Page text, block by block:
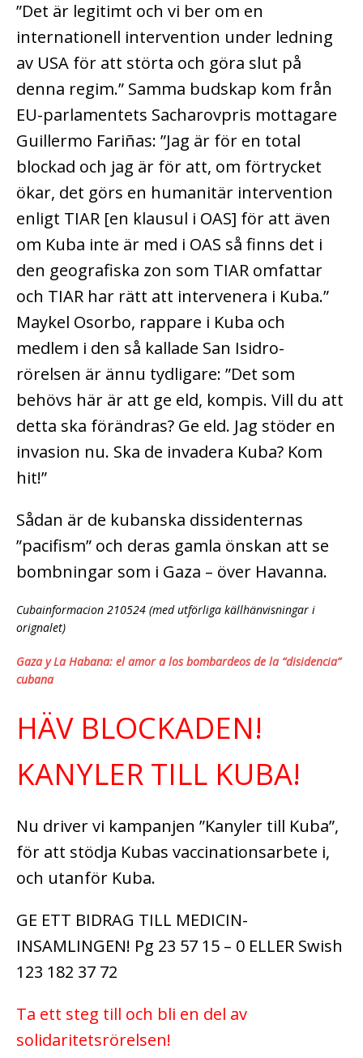
”Det är legitimt och vi ber om en
internationell intervention under ledning
av USA för att störta och göra slut på
denna regim.” Samma budskap kom från
EU-parlamentets Sacharovpris mottagare
Guillermo Fariñas: ”Jag är för en total
blockad och jag är för att, om förtrycket
ökar, det görs en humanitär intervention
enligt TIAR [en klausul i OAS] för att även
om Kuba inte är med i OAS så finns det i
den geografiska zon som TIAR omfattar
och TIAR har rätt att intervenera i Kuba.”
Maykel Osorbo, rappare i Kuba och
medlem i den så kallade San Isidro-
rörelsen är ännu tydligare: ”Det som
behövs här är att ge eld, kompis. Vill du att
detta ska förändras? Ge eld. Jag stöder en
invasion nu. Ska de invadera Kuba? Kom
hit!”
Sådan är de kubanska dissidenternas
”pacifism” och deras gamla önskan att se
bombningar som i Gaza – över Havanna.
Cubainformacion 210524 (med utförliga källhänvisningar i
orignalet)
Gaza y La Habana: el amor a los bombardeos de la “disidencia”
cubana
HÄV BLOCKADEN!
KANYLER TILL KUBA!
Nu driver vi kampanjen ”Kanyler till Kuba”,
för att stödja Kubas vaccinationsarbete i,
och utanför Kuba.
GE ETT BIDRAG TILL MEDICIN-
INSAMLINGEN! Pg 23 57 15 – 0 ELLER Swish
123 182 37 72
Ta ett steg till och bli en del av
solidaritetsrörelsen!